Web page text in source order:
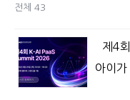
전체 43
제4
아이